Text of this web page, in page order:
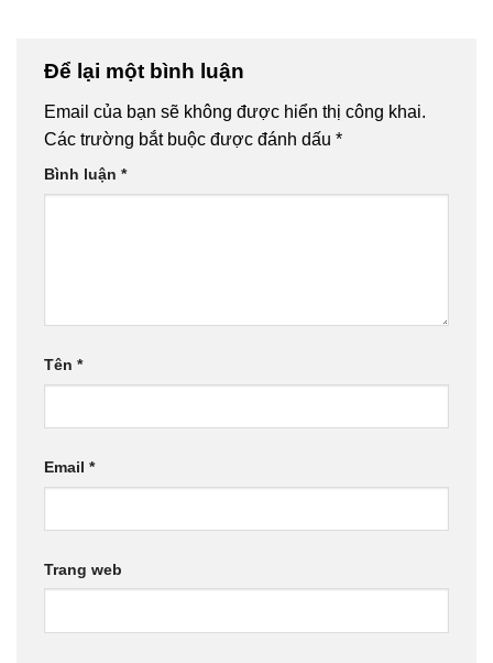
Để lại một bình luận
Email của bạn sẽ không được hiển thị công khai.
Các trường bắt buộc được đánh dấu *
Bình luận *
Tên *
Email *
Trang web